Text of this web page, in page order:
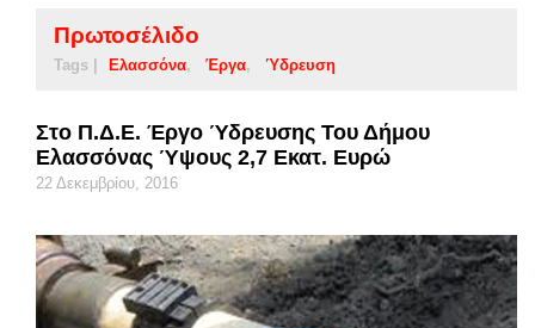
Πρωτοσέλιδο
Tags | Ελασσόνα Έργα Ύδρευση
Στο Π.Δ.Ε. Έργο Ύδρευσης Του Δήμου
Ελασσόνας Ύψους 2,7 Εκατ. Ευρώ
22 Δεκεμβρίου, 2016